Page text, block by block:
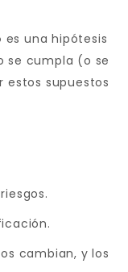
es una hipótesis
se cumpla (o se
estos supuestos
cambian, y los